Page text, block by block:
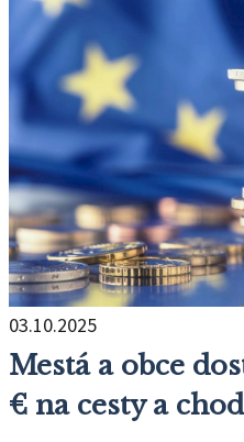
03.10.2025
Mestá a obce
€ na cesty a